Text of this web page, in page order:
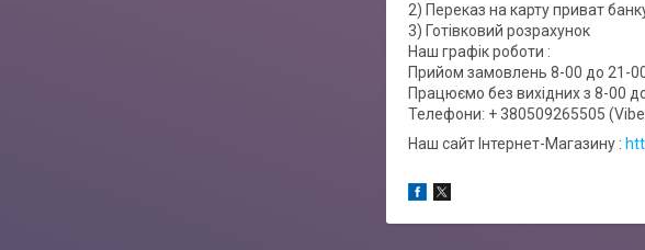
2) Переказ на карту приват
3) Готівковий розрахунок
Наш графік роботи :
Прийом замовлень 8-00 до 21-
Працюємо без вихідних з 8-00
Телефони: + 380509265505
Наш сайт Інтернет-Магазину :